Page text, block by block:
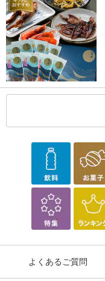
よくあるご質問